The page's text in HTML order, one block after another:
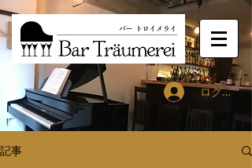
ログイン
記事